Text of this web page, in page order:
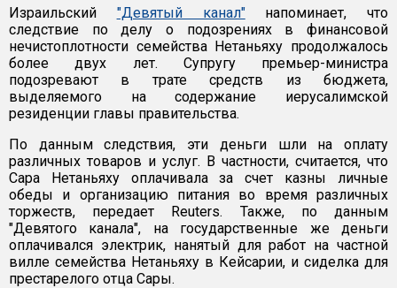
Израильский "Девятый канал"напоминает, что
следствие по делу о подозрениях в финансовой
нечистоплотности семейства Нетаньяху продолжалось
более двух лет. Супругу премьер-министра
подозревают в трате средств из бюджета,
выделяемого на содержание иерусалимской
резиденции главы правительства.
По данным следствия, эти деньги шли на оплату
различных товаров и услуг. В частности, считается, что
Сара Нетаньяху оплачивала за счет казны личные
обеды и организацию питания во время различных
торжеств, передает Reuters. Также, по данным
"Девятого канала", на государственные же деньги
оплачивался электрик, нанятый для работ на частной
вилле семейства Нетаньяху в Кейсарии, и сиделка для
престарелого отца Сары.